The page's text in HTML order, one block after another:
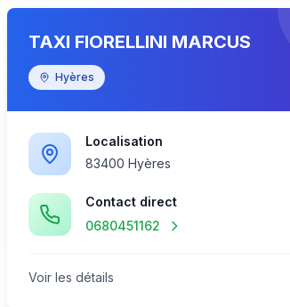
TAXI FIORELLINI MARCUS
Hyères
Localisation
83400 Hyères
Contact direct
0680451162
Voir les détails